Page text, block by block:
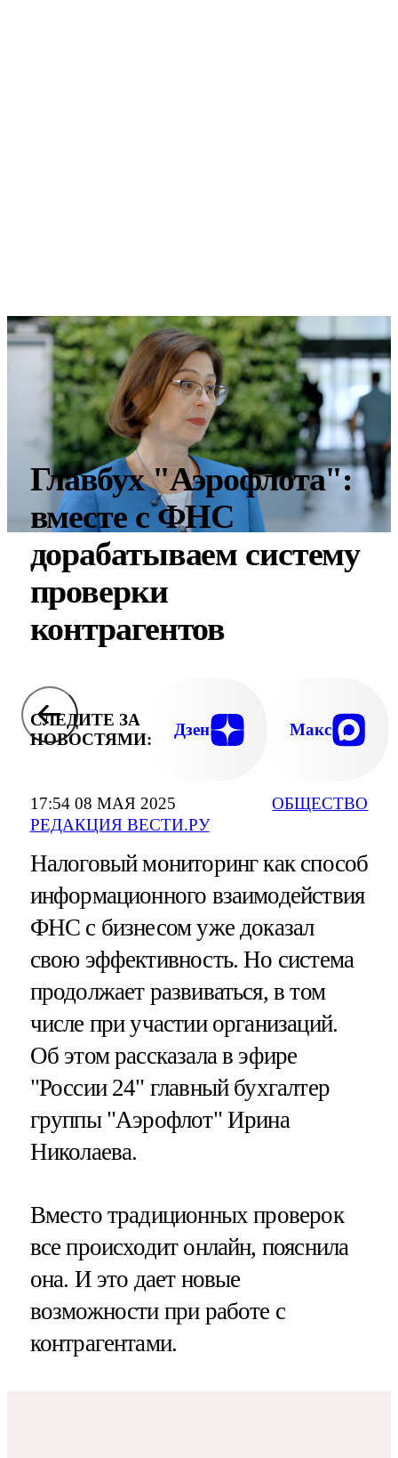
17:54 08 МАЯ 2025
РЕДАКЦИЯ ВЕСТИ.РУ
ОБЩЕСТВО
Главбух "Аэрофлота":
вместе с ФНС
дорабатываем систему
проверки
контрагентов
СЛЕДИТЕ ЗА
НОВОСТЯМИ:
Дзен Макс
Налоговый мониторинг как способ
информационного взаимодействия
ФНС с бизнесом уже доказал
свою эффективность. Но система
продолжает развиваться, в том
числе при участии организаций.
Об этом рассказала в эфире
"России 24" главный бухгалтер
группы "Аэрофлот" Ирина
Николаева.
Вместо традиционных проверок
все происходит онлайн, пояснила
она. И это дает новые
возможности при работе с
контрагентами.